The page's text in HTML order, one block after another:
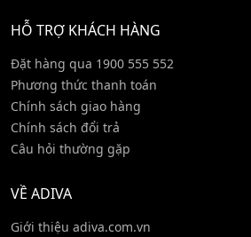
HỖ TRỢ KHÁCH HÀNG
Đặt hàng qua 1900 555 552
Phương thức thanh toán
Chính sách giao hàng
Chính sách đổi trả
Câu hỏi thường gặp
VỀ ADIVA
Giới thiệu adiva.com.vn